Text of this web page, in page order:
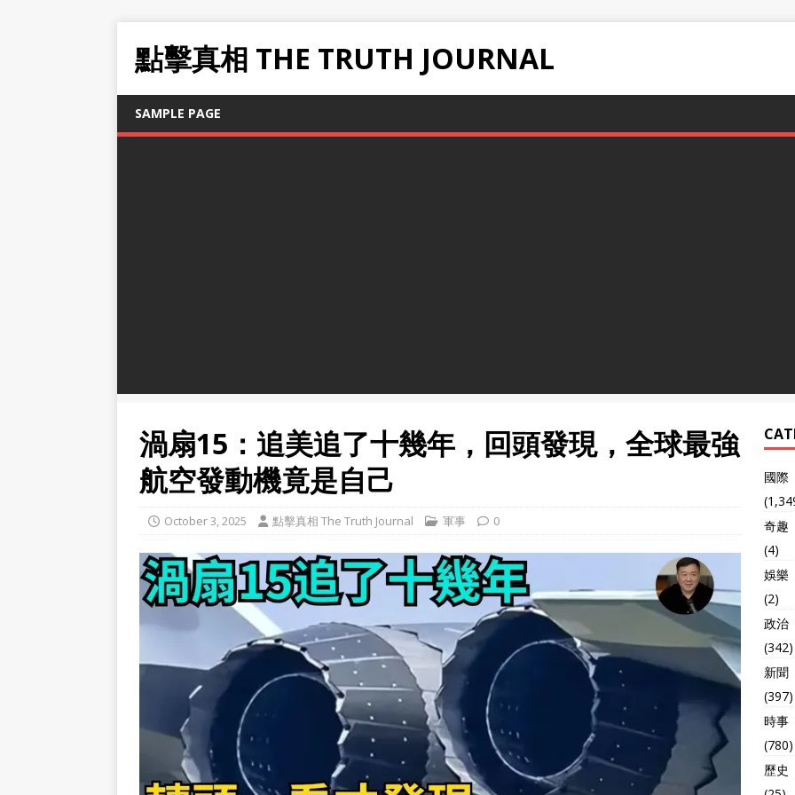
點擊真相 THE TRUTH JOURNAL
SAMPLE PAGE
渦扇15：追美追了十幾年，回頭發現，全球最強
航空發動機竟是自己
October 3, 2025 點擊真相 The Truth Journal 軍事 0
國際
奇趣
(4)
娛樂
(2)
政治
(342)
新聞
(397)
時事
(780)
歷史